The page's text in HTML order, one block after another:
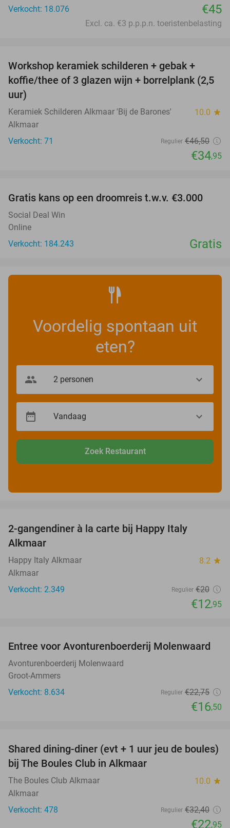
Verkocht: 18.076
€45
Excl. ca. €3 p.p.p.n. toeristenbelasting
Workshop keramiek schilderen + gebak +
koffie/thee of 3 glazen wijn + borrelplank (2,5
uur)
Keramiek Schilderen Alkmaar 'Bij de Barones' 10.0 star
Alkmaar
Verkocht: 71
Regulier €46,50
€34,95
Gratis kans op een droomreis t.w.v. €3.000
Social Deal Win
Online
Verkocht: 184.243
Gratis
Voordelig spontaan uit
eten?
Zoek Restaurant
2-gangendiner à la carte bij Happy Italy
Alkmaar
Happy Italy Alkmaar 8.2 star
Alkmaar
Verkocht: 2.349
Regulier €20
€12,95
27%
Entree voor Avonturenboerderij Molenwaard
Avonturenboerderij Molenwaard
Groot-Ammers
Verkocht: 8.634
Regulier €22,75
€16,50
29%
Shared dining-diner (evt + 1 uur jeu de boules)
bij The Boules Club in Alkmaar
The Boules Club Alkmaar 10.0 star
Alkmaar
Verkocht: 478
Regulier €32,40
€22,95